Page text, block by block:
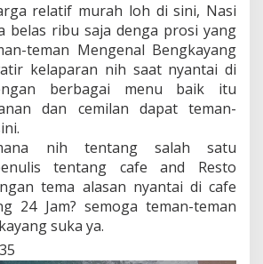
relatif murah loh di sini, Nasi
belas ribu saja denga prosi yang
teman Mengenal Bengkayang
kelaparan nih saat nyantai di
berbagai menu baik itu
dan cemilan dapat teman-
nih tentang salah satu
tentang cafe and Resto
tema alasan nyantai di cafe
24 Jam? semoga teman-teman
suka ya.